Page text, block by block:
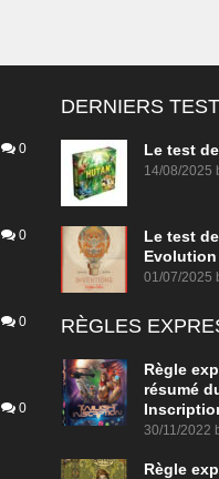
0
0
0
0
DERNIERS
Le test
14/08/2025
Le test
01/07/2025
RÈGLES
Règle
résumé
30/11/2022
Règle